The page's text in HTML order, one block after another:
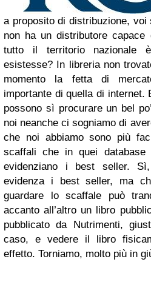
a proposito di distribuzione,
non ha un distributore
tutto il territorio nazionale
esistesse? In libreria non
momento la fetta di
importante di quella di
possono sì procurare un bel
noi neanche ci sogniamo di
che noi abbiamo sono più
scaffali che in quei database
evidenziano i best seller.
evidenza i best seller, ma
guardare lo scaffale può
accanto all’altro un libro
pubblicato da Nutrimenti,
caso, e vedere il libro
effetto. Torniamo, molto più in